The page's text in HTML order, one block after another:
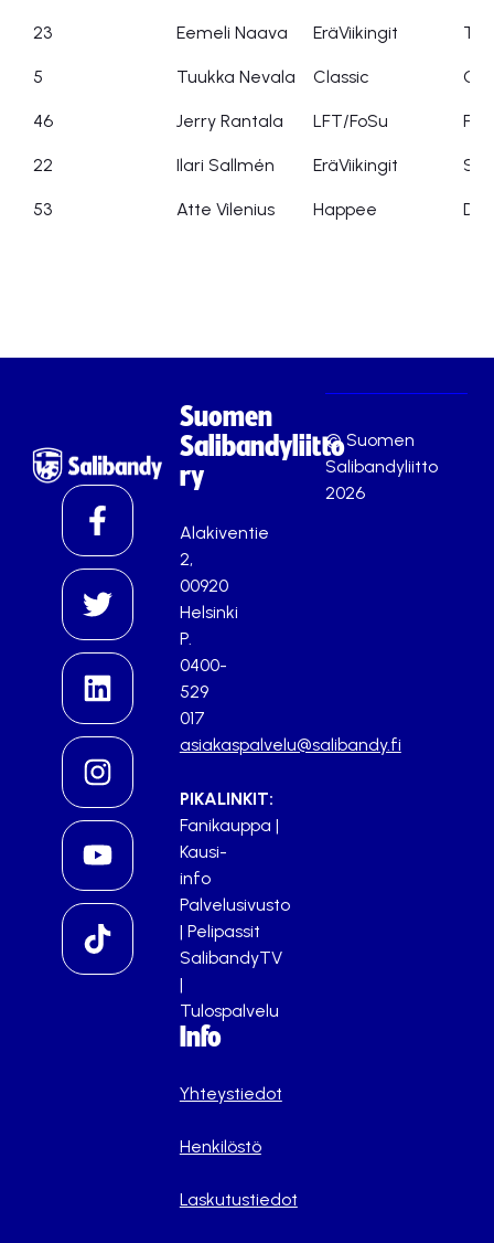
23 Eemeli Naava EräViikingit
5 Tuukka Nevala Classic
46 Jerry Rantala LFT/FoSu
22 Ilari Sallmén EräViikingit
53 Atte Vilenius Happee
Suomen
Salibandyliitto
ry
Alakiventie
2,
00920
Helsinki
P.
0400-
529
017
asiakaspalvelu@salibandy.fi
PIKALINKIT:
Fanikauppa |
Kausi-
info
Palvelusivusto
| Pelipassit
SalibandyTV
|
Tulospalvelu
Info
Yhteystiedot
Henkilöstö
Laskutustiedot
© Suomen
Salibandyliitto
2026